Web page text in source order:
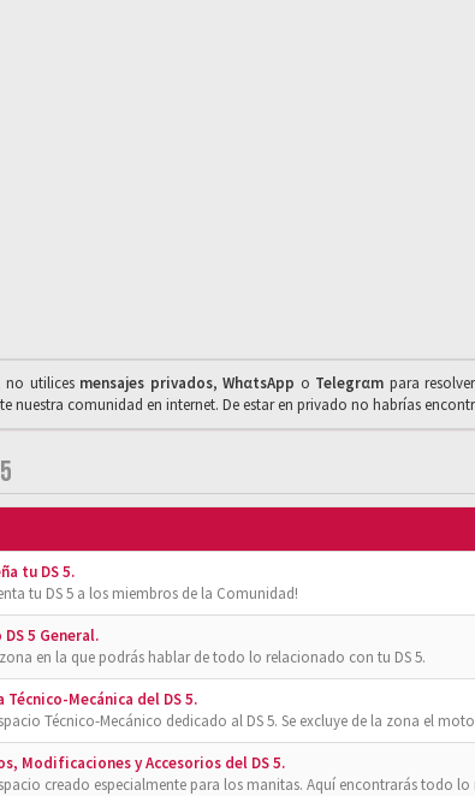
no utilices mensajes privados,WhαtsApp o Telegrαm para
nuestra comunidad en internet. De estar en privado no habrías
tu DS 5.
tu DS 5 a los miembros de la Comunidad!
DS 5 General.
en la que podrás hablar de todo lo relacionado con tu DS 5.
Técnico-Mecánica del DS 5.
Técnico-Mecánico dedicado al DS 5. Se excluye de la zona el
Modificaciones y Accesorios del DS 5.
creado especialmente para los manitas. Aquí encontrarás todo